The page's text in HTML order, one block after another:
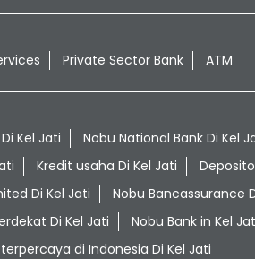
Private Sector Bank ATM
Kel Jati Nobu National Bank Di Kel
Kredit usaha Di Kel Jati
Di Kel Jati Nobu Bancassurance
Di Kel Jati Nobu Bank in Kel
di Indonesia Di Kel Jati